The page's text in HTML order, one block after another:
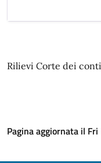
Rilievi Corte dei conti
Pagina aggiornata il